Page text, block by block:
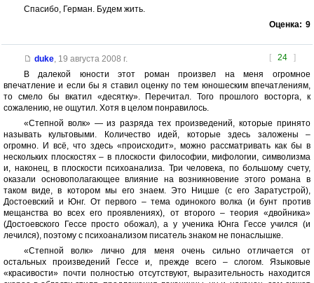
Спасибо, Герман. Будем жить.
Оценка: 9
[ 24 ]
duke, 19 августа 2008 г.
В далекой юности этот роман произвел на меня огромное
впечатление и если бы я ставил оценку по тем юношеским впечатлениям,
то смело бы вкатил «десятку». Перечитал. Того прошлого восторга, к
сожалению, не ощутил. Хотя в целом понравилось.
«Степной волк» — из разряда тех произведений, которые принято
называть культовыми. Количество идей, которые здесь заложены –
огромно. И всё, что здесь «происходит», можно рассматривать как бы в
нескольких плоскостях – в плоскости философии, мифологии, символизма
и, наконец, в плоскости психоанализа. Три человека, по большому счету,
оказали основополагающее влияние на возникновение этого романа в
таком виде, в котором мы его знаем. Это Ницше (с его Заратустрой),
Достоевский и Юнг. От первого – тема одинокого волка (и бунт против
мещанства во всех его проявлениях), от второго – теория «двойника»
(Достоевского Гессе просто обожал), а у ученика Юнга Гессе учился (и
лечился), поэтому с психоанализом писатель знаком не понаслышке.
«Степной волк» лично для меня очень сильно отличается от
остальных произведений Гессе и, прежде всего – слогом. Языковые
«красивости» почти полностью отсутствуют, выразительность находится